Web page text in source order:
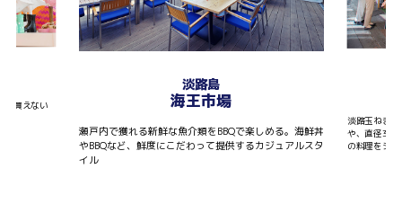
か買えない
淡路島
海王市場
瀬戸内で獲れる新鮮な魚介類をBBQで楽しめる。海鮮丼
やBBQなど、鮮度にこだわって提供するカジュアルスタ
イル
淡路玉ねぎ
や、直径30
の料理をシ